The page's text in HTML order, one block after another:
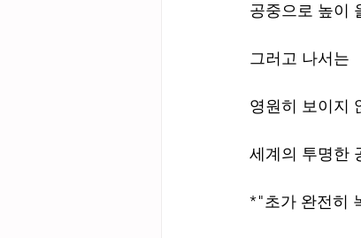
공중으로 높이
그러고 나서는
영원히 보이지
세계의 투명한
*"초가 완전히